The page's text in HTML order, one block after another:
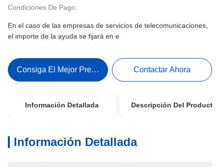
Condiciones De Pago:
En el caso de las empresas de servicios de telecomunicaciones,
el importe de la ayuda se fijará en e
Consiga El Mejor Precio Contactar Ahora
Información Detallada Descripción Del Producto
Información Detallada